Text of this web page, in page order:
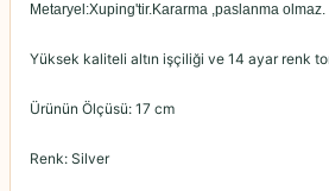
Metaryel:Xuping'tir.Kararma ,paslanma olmaz.
Yüksek kaliteli altın işçiliği ve 14 ayar renk
Ürünün Ölçüsü: 17 cm
Renk: Silver